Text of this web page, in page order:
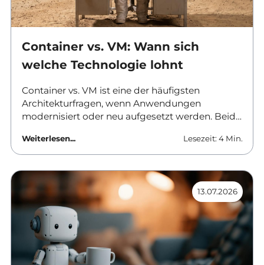
Container vs. VM: Wann sich
welche Technologie lohnt
Container vs. VM ist eine der häufigsten
Architekturfragen, wenn Anwendungen
modernisiert oder neu aufgesetzt werden. Beide
darunterliegenden Hardware, aber sie tun es auf
unterschiedlichen Ebenen und mit
unterschiedlichen Folgen für Betrieb, Sicherheit
und Kosten. Dieser Beitrag ordnet die
Unterschiede ein und nennt Kriterien für die
Auswahl.
Weiterlesen... Lesezeit: 4 Min.
13.07.2026